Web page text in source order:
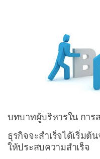
บทบาทผู้บริหารใน การ
ธุรกิจจะสำเร็จได้เริ่มต้
ให้ประสบความสำเร็จ